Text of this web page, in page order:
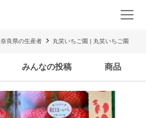
奈良県の生産者 丸笑いちご園 | 丸笑いちご園
みんなの投稿 商品